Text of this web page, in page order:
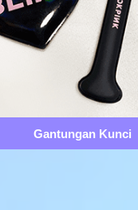
Gantungan Kunci